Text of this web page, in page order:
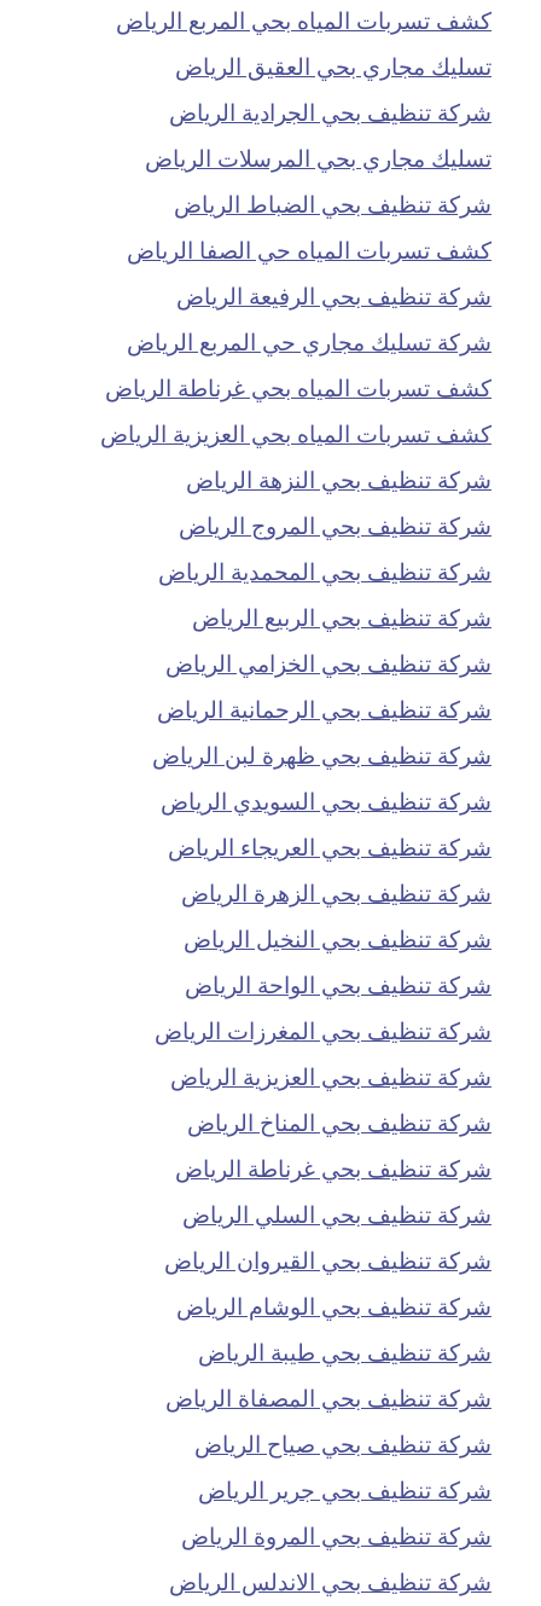
كشف تسربات المياه بحي المربع الرياض
تسليك مجاري بحي العقيق الرياض
شركة تنظيف بحي الجرادية الرياض
تسليك مجاري بحي المرسلات الرياض
شركة تنظيف بحي الضباط الرياض
كشف تسربات المياه حي الصفا الرياض
شركة تنظيف بحي الرفيعة الرياض
شركة تسليك مجاري حي المربع الرياض
كشف تسربات المياه بحي غرناطة الرياض
كشف تسربات المياه بحي العزيزية الرياض
شركة تنظيف بحي النزهة الرياض
شركة تنظيف بحي المروج الرياض
شركة تنظيف بحي المحمدية الرياض
شركة تنظيف بحي الربيع الرياض
شركة تنظيف بحي الخزامي الرياض
شركة تنظيف بحي الرحمانية الرياض
شركة تنظيف بحي ظهرة لبن الرياض
شركة تنظيف بحي السويدي الرياض
شركة تنظيف بحي العريجاء الرياض
شركة تنظيف بحي الزهرة الرياض
شركة تنظيف بحي النخيل الرياض
شركة تنظيف بحي الواحة الرياض
شركة تنظيف بحي المغرزات الرياض
شركة تنظيف بحي العزيزية الرياض
شركة تنظيف بحي المناخ الرياض
شركة تنظيف بحي غرناطة الرياض
شركة تنظيف بحي السلي الرياض
شركة تنظيف بحي القيروان الرياض
شركة تنظيف بحي الوشام الرياض
شركة تنظيف بحي طيبة الرياض
شركة تنظيف بحي المصفاة الرياض
شركة تنظيف بحي صياح الرياض
شركة تنظيف بحي جرير الرياض
شركة تنظيف بحي المروة الرياض
شركة تنظيف بحي الاندلس الرياض